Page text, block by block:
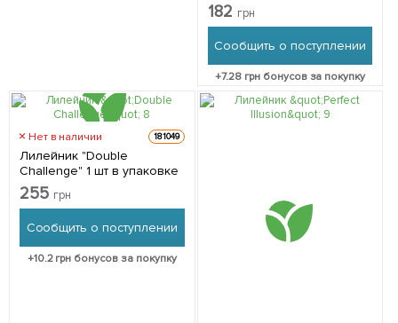
182 грн
Сообщить о поступлении
+7.28грн бонусов за покупку
Нет в наличии 181049
Лилейник "Double
Challenge" 1 шт в упаковке
255 грн
Сообщить о поступлении
+10.2грн бонусов за покупку